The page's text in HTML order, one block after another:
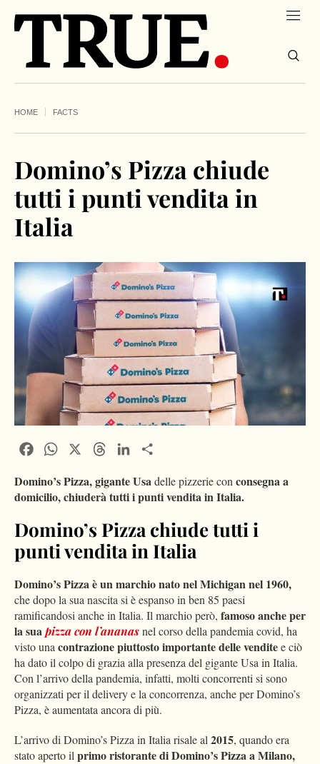
HOME FACTS
Domino’s Pizza chiude
tutti i punti vendita in
Italia
FacebookWhatsApp ThreadsLinkedIn
Domino’s Pizza, gigante Usadelle pizzerie conconsegna a
domicilio, chiuderà tutti i punti vendita in Italia.
Domino’s Pizza chiude tutti i
punti vendita in Italia
Domino’s Pizza è un marchio nato nel Michigan nel 1960,
che dopo la sua nascita si è espanso in ben 85 paesi
ramificandosi anche in Italia. Il marchio però, famoso anche per
la suapizza con l’ananasnel corso della pandemia covid, ha
visto unacontrazione piuttosto importante delle venditee ciò
ha dato il colpo di grazia alla presenza del gigante Usa in Italia.
Con l’arrivo della pandemia, infatti, molti concorrenti si sono
organizzati per il delivery e la concorrenza, anche per Domino’s
Pizza, è aumentata ancora di più.
L’arrivo di Domino’s Pizza in Italia risale al2015, quando era
stato aperto ilprimo ristorante di Domino’s Pizza a Milano,